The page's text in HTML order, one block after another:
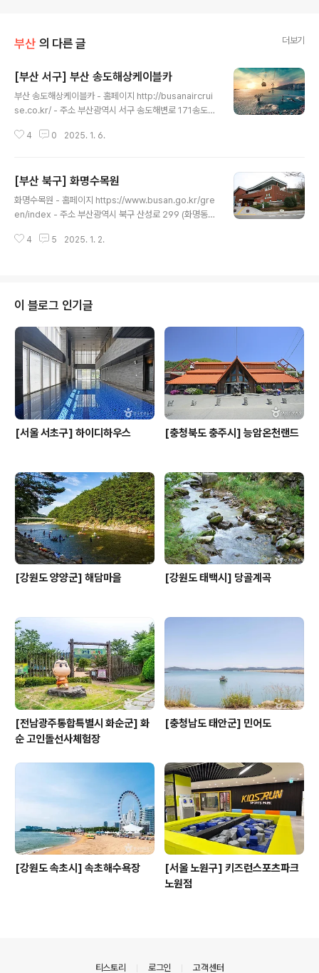
부산 의 다른 글 더보기
[부산 서구] 부산 송도해상케이블카
부산 송도해상케이블카 - 홈페이지 http://busanaircrui
se.co.kr/ - 주소 부산광역시 서구 송도해변로 171송도해
설해수욕장인 송도해수욕장의 옛 명성을 되살리기 위해 2
리스털캐빈을 포함하여 최신기종인 캐빈 39기가 운행된
다. 특히, 바다 위를 가로질러 운행함으로써 부산 송도 일대
의 빼어난 풍광을 즐길 수 있다. 이 밖에 국내 최초의 케이
네 ‘스카이스윙’, ‘테마파크 포토서비스 ’등 다양한 테마시
4 0 2025. 1. 6.
[부산 북구] 화명수목원
화명수목원 - 홈페이지 https://www.busan.go.kr/gre
en/index - 주소 부산광역시 북구 산성로 299 (화명동)
대표하는 가을 단풍 명소인 부산 화명수목원을 만날 수 있
놀이 문화 공간뿐만 아니라, 생태 학습 등 주민들이 많이 이
용하는 삶의 한 부분으로 자리 잡은 곳이기도 하다. 수목원
의 실내에는 세계 곳곳에 있는 식물들을 한 곳에 모여있는
데 야자나무, 파리지옥, 다양한 선인장 등을 볼 수 있다. ※
소개 정보 - 문의및안내 051-362-0271 - 쉬는날 매..
4 5 2025. 1. 2.
이 블로그 인기글
[서울 서초구] 하이디하우스 [충청북도 충주시] 능암온천랜드
[강원도 양양군] 해담마을 [강원도 태백시] 당골계곡
[전남광주통합특별시 화순군] 화
순 고인돌선사체험장
[충청남도 태안군] 민어도
[강원도 속초시] 속초해수욕장
[서울 노원구] 키즈런스포츠파크
노원점
티스토리 로그인 고객센터